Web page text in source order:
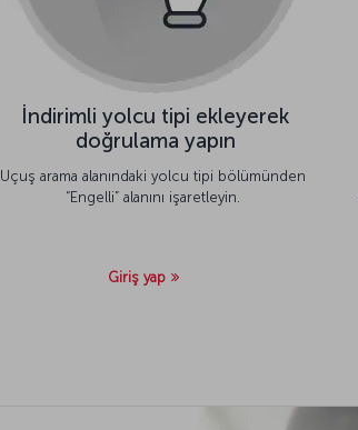
İndirimli yolcu tipi ekleyerek
doğrulama yapın
Uçuş arama alanındaki yolcu tipi bölümünden
“Engelli” alanını işaretleyin.
Giriş yap